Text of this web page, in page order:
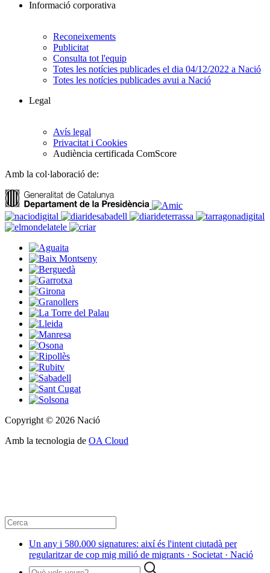
Informació corporativa
Reconeixements
Publicitat
Consulta tot l'equip
Totes les notícies publicades el dia 04/12/2022 a Nació
Totes les notícies publicades avui a Nació
Legal
Avís legal
Privacitat i Cookies
Audiència certificada ComScore
Amb la col·laboració de:
Copyright © 2026 Nació
Amb la tecnologia de OA Cloud
Un any i 580.000 signatures: així és l'intent ciutadà per
regularitzar de cop mig milió de migrants · Societat · Nació